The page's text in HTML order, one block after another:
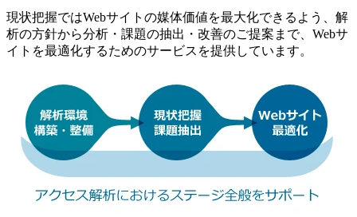
現状把握ではWebサイトの媒体価値を最大化できるよう、解
析の方針から分析・課題の抽出・改善のご提案まで、Webサ
イトを最適化するためのサービスを提供しています。